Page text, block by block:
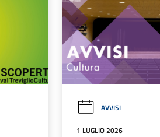
AVVISI
1 LUGLIO 2026